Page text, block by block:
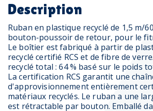
Description
Ruban en plastique recyclé de 1,5 m/
bouton-poussoir de retour, pour le
Le boîtier est fabriqué à partir de
recyclé certifié RCS et de fibre de
recyclé total : 64 % basé sur le poids
La certification RCS garantit une
d'approvisionnement entièrement
matériaux recyclés. Le ruban a une
est rétractable par bouton. Emballé